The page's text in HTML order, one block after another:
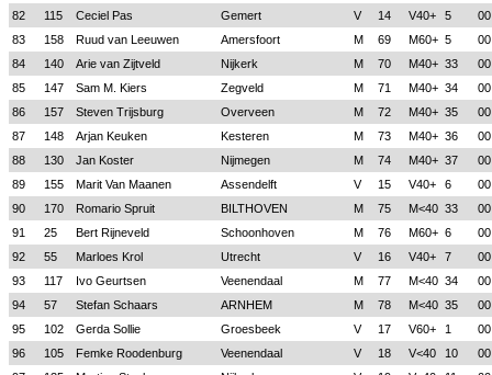
82
115 Ceciel Pas Gemert V 14 V40+ 5
83
158 Ruud van Leeuwen Amersfoort M 69 M60+ 5
84
140 Arie van Zijtveld Nijkerk M 70 M40+ 33
85
147 Sam M. Kiers Zegveld M 71 M40+ 34
86
157 Steven Trijsburg Overveen M 72 M40+ 35
87
148 Arjan Keuken Kesteren M 73 M40+ 36
88
130 Jan Koster Nijmegen M 74 M40+ 37
89
155 Marit Van Maanen Assendelft V 15 V40+ 6
90
170 Romario Spruit BILTHOVEN M 75 M<40 33
91
25 Bert Rijneveld Schoonhoven M 76 M60+ 6
92
55 Marloes Krol Utrecht V 16 V40+ 7
93
117 Ivo Geurtsen Veenendaal M 77 M<40 34
94
57 Stefan Schaars ARNHEM M 78 M<40 35
95
102 Gerda Sollie Groesbeek V 17 V60+ 1
96
105 Femke Roodenburg Veenendaal V 18 V<40 10